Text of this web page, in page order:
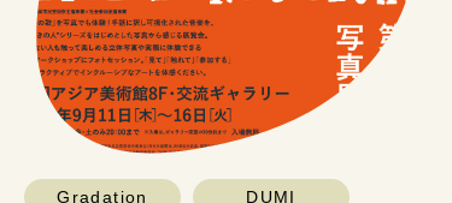
Gradation DUMI